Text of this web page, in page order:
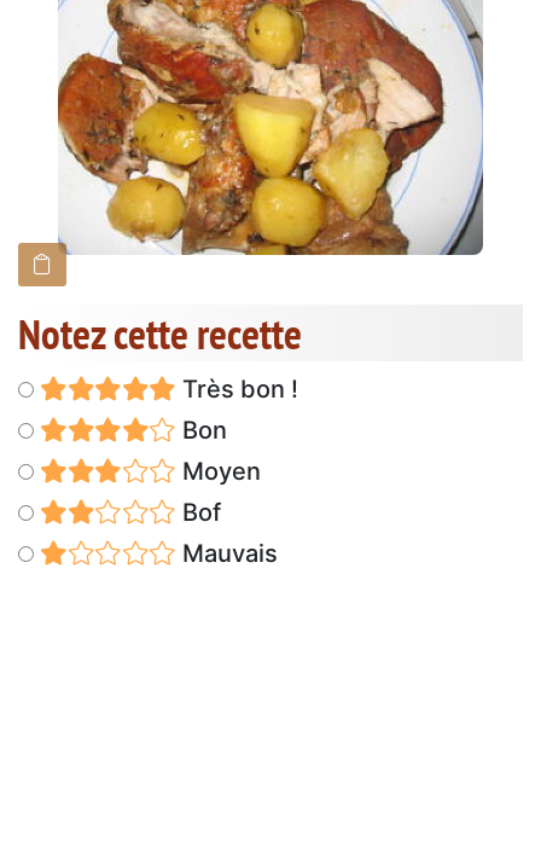
Notez cette recette
Très bon !
Bon
Moyen
Bof
Mauvais